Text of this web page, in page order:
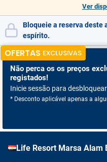
Ver
Bloqueie a reserva deste
espírito.
OFERTAS EXCLUSIVAS
Não perca os os preços
registados!
Inicie sessão para
* Desconto aplicável apenas a
Life Resort Marsa Alam